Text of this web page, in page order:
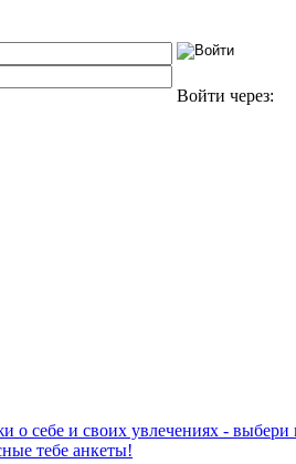
Войти через:
о себе и своих увлечениях - выбери
тебе анкеты!